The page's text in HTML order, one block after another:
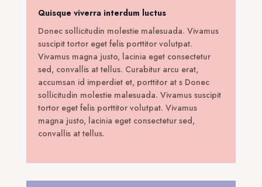
Quisque viverra interdum luctus
Donec sollicitudin molestie malesuada. Vivamus
suscipit tortor eget felis porttitor volutpat.
Vivamus magna justo, lacinia eget consectetur
sed, convallis at tellus. Curabitur arcu erat,
accumsan id imperdiet et, porttitor at s Donec
sollicitudin molestie malesuada. Vivamus suscipit
tortor eget felis porttitor volutpat. Vivamus
magna justo, lacinia eget consectetur sed,
convallis at tellus.